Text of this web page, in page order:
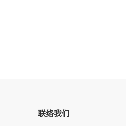
联络我们